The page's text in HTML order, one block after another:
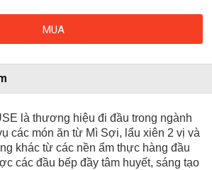
MUA
là thương hiệu đi đầu trong ngành
các món ăn từ Mì Sợi, lẩu xiên 2 vị và
khác từ các nền ẩm thực hàng đầu
các đầu bếp đầy tâm huyết, sáng tạo